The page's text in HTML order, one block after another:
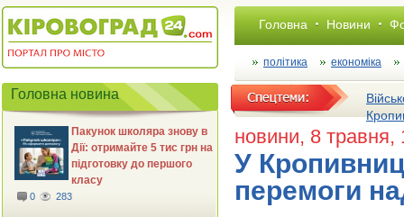
Головна Новини
політика економіка
новини, 8 травня,
У
перемоги
Головна новина
Пакунок школяра знову в
Дії: отримайте 5 тис грн на
підготовку до першого
класу
0 283